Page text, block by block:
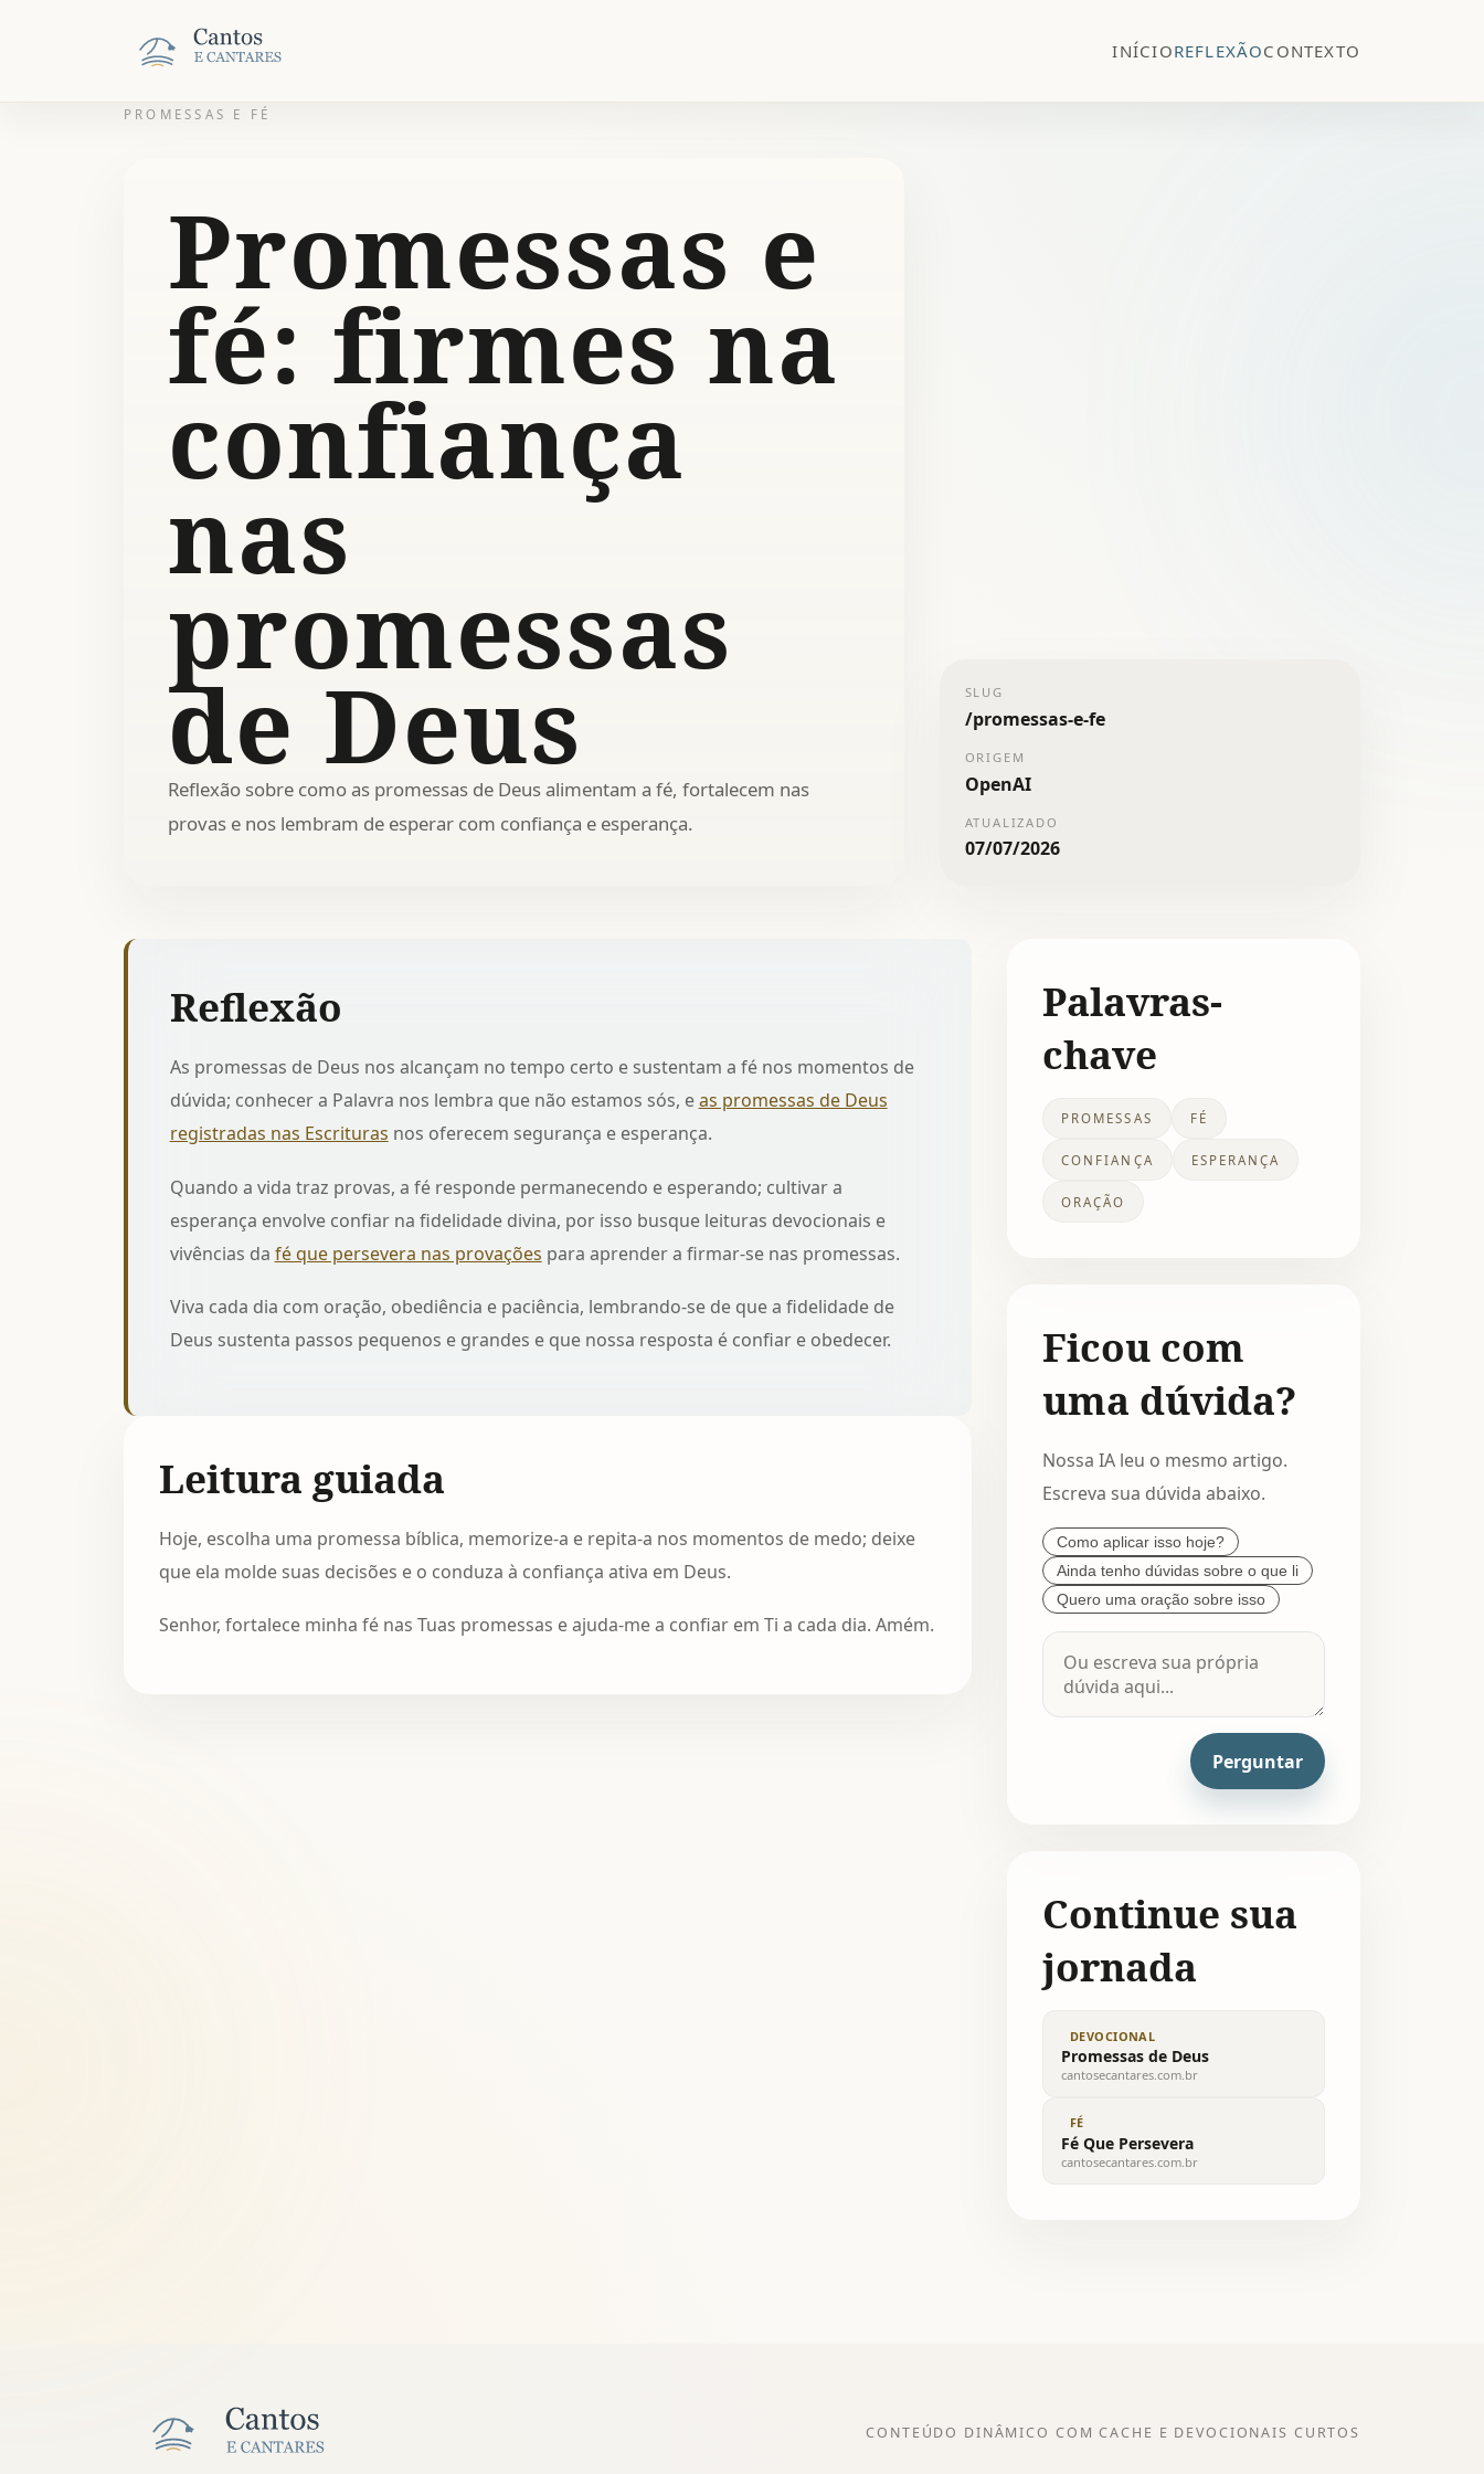
INÍCIOREFLEXÃOCONTEXTO
PROMESSAS E FÉ
Promessas e
fé: firmes na
confiança
nas
promessas
de Deus
Reflexão sobre como as promessas de Deus alimentam a fé, fortalecem nas
provas e nos lembram de esperar com confiança e esperança.
SLUG
/promessas-e-fe
ORIGEM
OpenAI
ATUALIZADO
07/07/2026
Reflexão
As promessas de Deus nos alcançam no tempo certo e sustentam a fé nos momentos de
dúvida; conhecer a Palavra nos lembra que não estamos sós, eas promessas de Deus
registradas nas Escrituras nos oferecem segurança e esperança.
Quando a vida traz provas, a fé responde permanecendo e esperando; cultivar a
esperança envolve confiar na fidelidade divina, por isso busque leituras devocionais e
vivências da fé que persevera nas provações para aprender a firmar-se nas promessas.
Viva cada dia com oração, obediência e paciência, lembrando-se de que a fidelidade de
Deus sustenta passos pequenos e grandes e que nossa resposta é confiar e obedecer.
Leitura guiada
Hoje, escolha uma promessa bíblica, memorize-a e repita-a nos momentos de medo; deixe
que ela molde suas decisões e o conduza à confiança ativa em Deus.
Senhor, fortalece minha fé nas Tuas promessas e ajuda-me a confiar em Ti a cada dia. Amém.
Palavras-
chave
PROMESSAS FÉ
CONFIANÇA ESPERANÇA
ORAÇÃO
Ficou com
uma dúvida?
Nossa IA leu o mesmo artigo.
Escreva sua dúvida abaixo.
Como aplicar isso hoje?
Ainda tenho dúvidas sobre o que li
Quero uma oração sobre isso
Perguntar
Continue sua
jornada
DEVOCIONAL
Promessas de Deus
cantosecantares.com.br
FÉ
Fé Que Persevera
cantosecantares.com.br
CONTEÚDO DINÂMICO COM CACHE E DEVOCIONAIS CURTOS